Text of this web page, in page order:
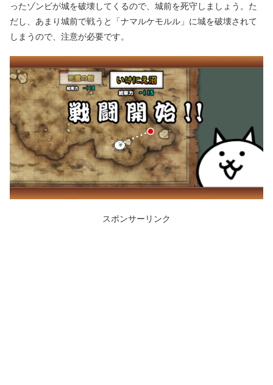
ったゾンビが城を破壊してくるので、城前を死守しましょう。た
だし、あまり城前で戦うと「ナマルケモルル」に城を破壊されて
しまうので、注意が必要です。
スポンサーリンク